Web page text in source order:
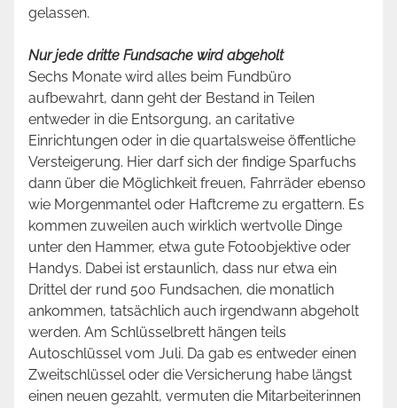
gelassen.
Nur jede dritte Fundsache wird abgeholt
Sechs Monate wird alles beim Fundbüro
aufbewahrt, dann geht der Bestand in Teilen
entweder in die Entsorgung, an caritative
Einrichtungen oder in die quartalsweise öffentliche
Versteigerung. Hier darf sich der findige Sparfuchs
dann über die Möglichkeit freuen, Fahrräder ebenso
wie Morgenmantel oder Haftcreme zu ergattern. Es
kommen zuweilen auch wirklich wertvolle Dinge
unter den Hammer, etwa gute Fotoobjektive oder
Handys. Dabei ist erstaunlich, dass nur etwa ein
Drittel der rund 500 Fundsachen, die monatlich
ankommen, tatsächlich auch irgendwann abgeholt
werden. Am Schlüsselbrett hängen teils
Autoschlüssel vom Juli. Da gab es entweder einen
Zweitschlüssel oder die Versicherung habe längst
einen neuen gezahlt, vermuten die Mitarbeiterinnen